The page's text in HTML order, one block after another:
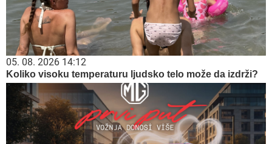
05. 08. 2026 14:12
Koliko visoku temperaturu ljudsko telo može da izdrži?